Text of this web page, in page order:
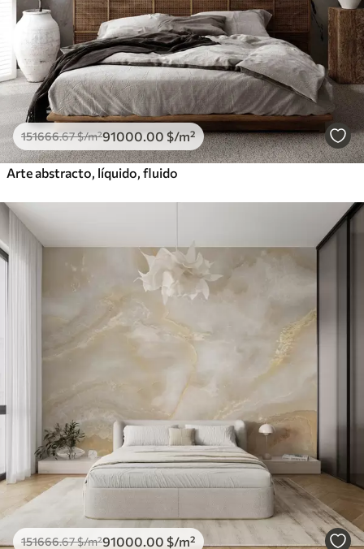
151666.67$/m²91000.00 $/m²
Arte abstracto, líquido, fluido
151666.67$/m²91000.00 $/m²